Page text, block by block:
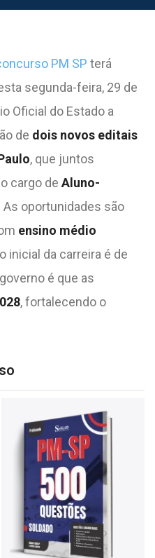
PM SP terá
segunda-feira, 29 de
Oficial do Estado a
de dois novos editais
, que juntos
cargo de Aluno-
As oportunidades são
ensino médio
inicial da carreira é de
é que as
, fortalecendo o